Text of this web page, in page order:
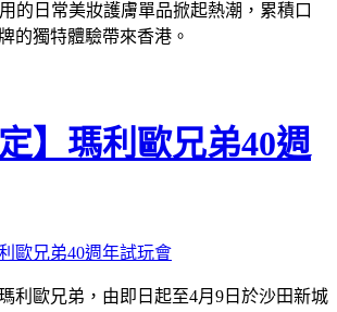
的日常美妝護膚單品掀起熱潮，累積口
的獨特體驗帶來香港。
】瑪利歐兄弟40週
利歐兄弟，由即日起至4月9日於沙田新城